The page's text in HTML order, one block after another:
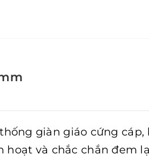
giàn giáo cứng cáp,
và chắc chắn đem